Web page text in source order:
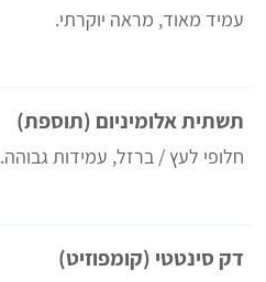
עמיד מאוד, מראה יוקרתי.
תשתית אלומיניום (תוספת)
חלופי לעץ / ברזל, עמידות גבוהה.
דק סינטטי (קומפוזיט)